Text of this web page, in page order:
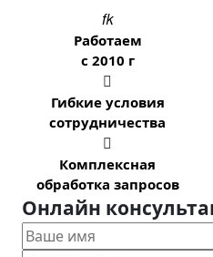

Работаем
с 2010 г

Гибкие условия
сотрудничества

Комплексная
обработка запросов
Онлайн